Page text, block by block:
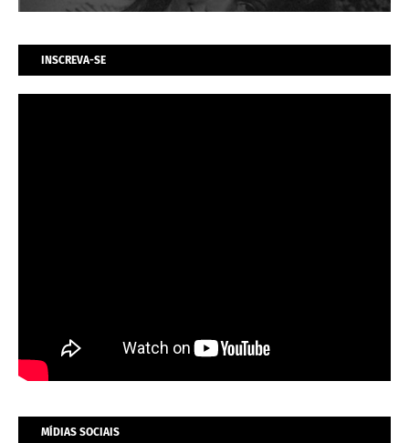
INSCREVA-SE
MÍDIAS SOCIAIS